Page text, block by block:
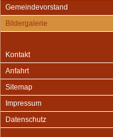
Gemeindevorstand
Bildergalerie
Kontakt
Anfahrt
Sitemap
Impressum
Datenschutz